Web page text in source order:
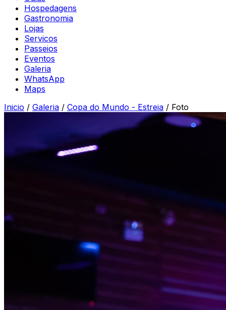
Hospedagens
Gastronomia
Lojas
Servicos
Passeios
Eventos
Galeria
WhatsApp
Maps
Inicio / Galeria / Copa do Mundo - Estreia / Foto